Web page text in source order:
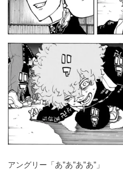
アングリー「あ”あ”あ”あ”」